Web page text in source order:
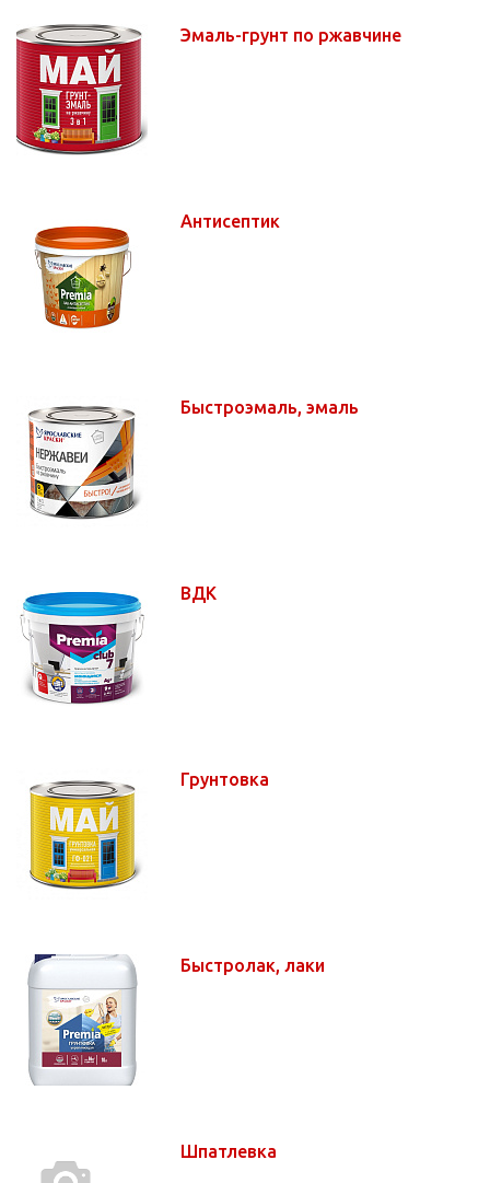
Эмаль-грунт по ржавчине
Антисептик
Быстроэмаль, эмаль
ВДК
Грунтовка
Быстролак, лаки
Шпатлевка